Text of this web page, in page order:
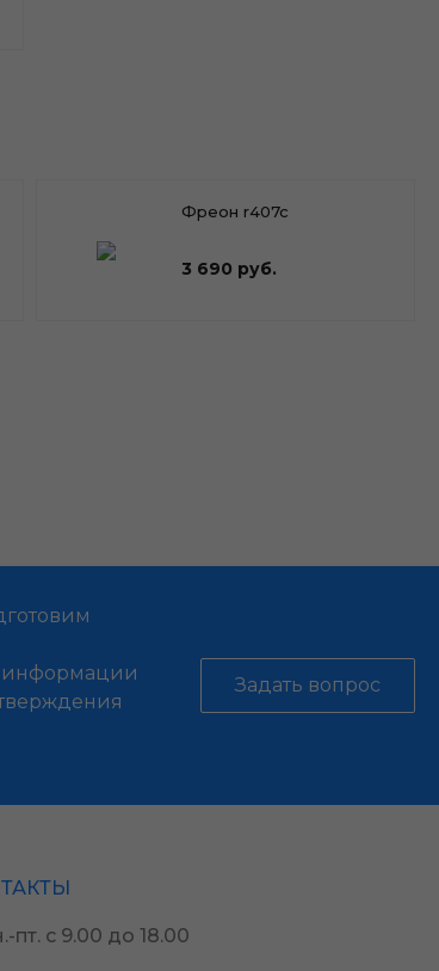
Фреон r407c
3 690 руб.
информации
Задать вопрос
пт. с 9.00 до 18.00